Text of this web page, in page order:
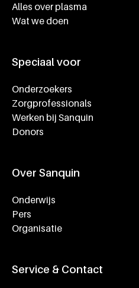
Alles over plasma
Wat we doen
Speciaal voor
Onderzoekers
Zorgprofessionals
Werken bij Sanquin
Donors
Over Sanquin
Onderwijs
Pers
Organisatie
Service & Contact